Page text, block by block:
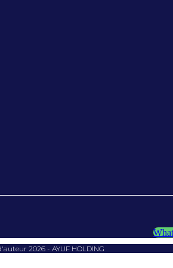
2026 - AYUF HOLDING